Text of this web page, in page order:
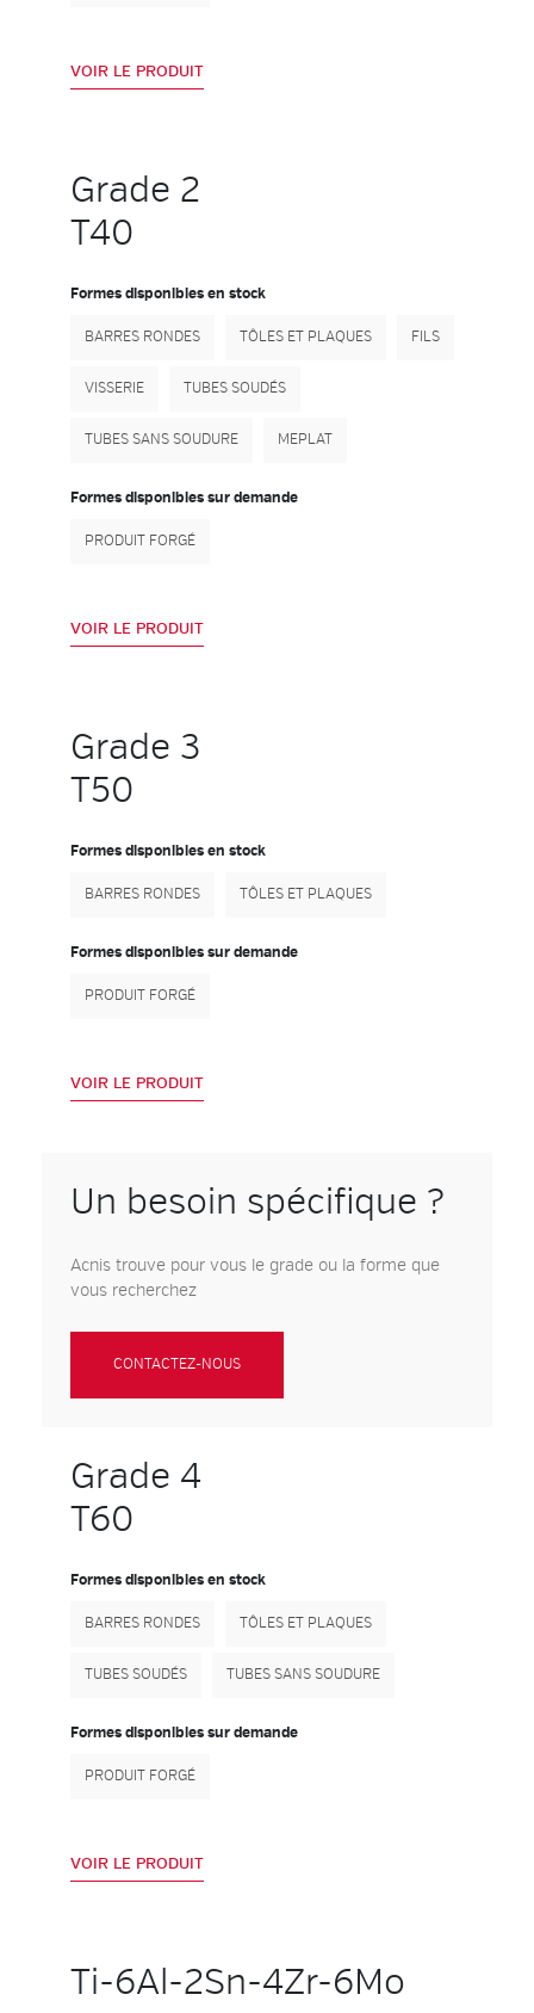
VOIR LE PRODUIT
Grade 2
T40
Formes disponibles en stock
BARRES RONDES TÔLES ET PLAQUES FILS
VISSERIE TUBES SOUDÉS
TUBES SANS SOUDURE MEPLAT
Formes disponibles sur demande
PRODUIT FORGÉ
VOIR LE PRODUIT
Grade 3
T50
Formes disponibles en stock
BARRES RONDES TÔLES ET PLAQUES
Formes disponibles sur demande
PRODUIT FORGÉ
VOIR LE PRODUIT
Un besoin spécifique ?
Acnis trouve pour vous le grade ou la forme que
vous recherchez
CONTACTEZ-NOUS
Grade 4
T60
Formes disponibles en stock
BARRES RONDES TÔLES ET PLAQUES
TUBES SOUDÉS TUBES SANS SOUDURE
Formes disponibles sur demande
PRODUIT FORGÉ
VOIR LE PRODUIT
Ti-6Al-2Sn-4Zr-6Mo